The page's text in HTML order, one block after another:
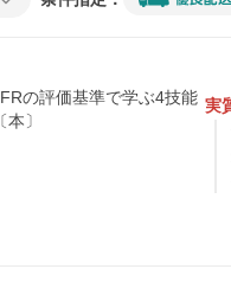
の評価基準で学ぶ4技能
/ コリン・トンプソン 〔本〕
実